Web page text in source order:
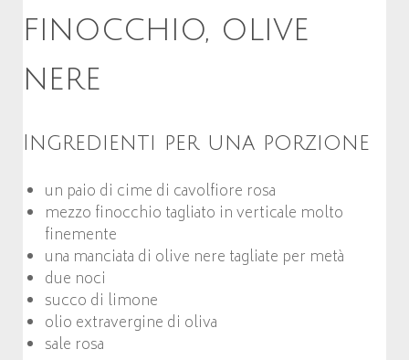
finocchio, olive
nere
Ingredienti per una porzione
un paio di cime di cavolfiore rosa
mezzo finocchio tagliato in verticale molto
finemente
una manciata di olive nere tagliate per metà
due noci
succo di limone
olio extravergine di oliva
sale rosa